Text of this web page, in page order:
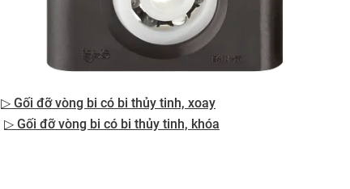
▷ Gối đỡ vòng bi có bi thủy tinh, xoay
▷ Gối đỡ vòng bi có bi thủy tinh, khóa